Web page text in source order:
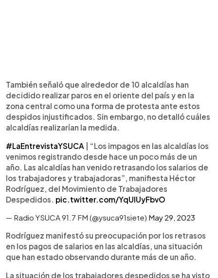
También señaló que alrededor de 10 alcaldías han
decidido realizar paros en el oriente del país y en la
zona central como una forma de protesta ante estos
despidos injustificados. Sin embargo, no detalló cuáles
alcaldías realizarían la medida.
#LaEntrevistaYSUCA | “Los impagos en las alcaldías los
venimos registrando desde hace un poco más de un
año. Las alcaldías han venido retrasando los salarios de
los trabajadores y trabajadoras”, manifiesta Héctor
Rodríguez, del Movimiento de Trabajadores
Despedidos. pic.twitter.com/YqUlUyFbvO
— Radio YSUCA 91.7 FM (@ysuca91siete) May 29, 2023
Rodríguez manifestó su preocupación por los retrasos
en los pagos de salarios en las alcaldías, una situación
que han estado observando durante más de un año.
La situación de los trabajadores despedidos se ha visto